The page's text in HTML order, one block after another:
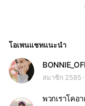
โอเพนแชทแนะนำ
สมาชิก 2585
พวกเราโคอ